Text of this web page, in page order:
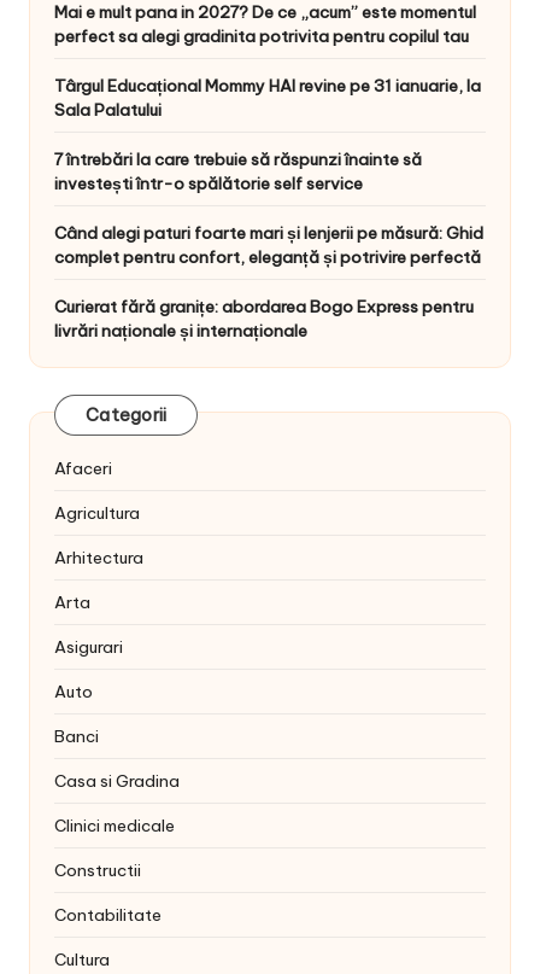
Mai e mult pana in 2027? De ce „acum” este momentul
perfect sa alegi gradinita potrivita pentru copilul tau
Târgul Educațional Mommy HAI revine pe 31 ianuarie, la
Sala Palatului
7 întrebări la care trebuie să răspunzi înainte să
investești într-o spălătorie self service
Când alegi paturi foarte mari și lenjerii pe măsură: Ghid
complet pentru confort, eleganță și potrivire perfectă
Curierat fără granițe: abordarea Bogo Express pentru
livrări naționale și internaționale
Categorii
Afaceri
Agricultura
Arhitectura
Arta
Asigurari
Auto
Banci
Casa si Gradina
Clinici medicale
Constructii
Contabilitate
Cultura